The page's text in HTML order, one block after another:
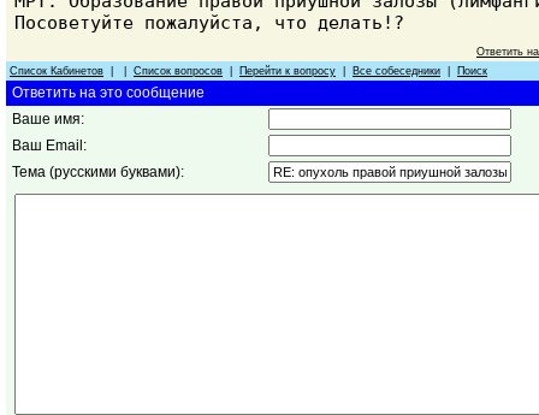
Посоветуйте пожалуйста, что делать!?
Ответить
Список Кабинетов
Список вопросов Перейти к вопросу Все собеседники Поиск
Ответить на это сообщение
Ваше имя:
Ваш Email:
Тема (русскими буквами):